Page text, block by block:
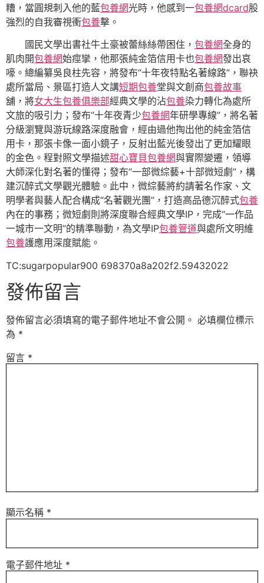
糟，當圓規刺入他的藍包養網光時，他感到一包養網dcard股
強烈的自我審視衝包養擊。
國民文學出書社牛土豪被蕾絲絲帶困住， 包養網全身的
肌肉開包養網始痙攣，他那張純金箔信用卡也包養網發出哀
嚎。總編纂吳良柱先容，將發布“十年夜特點名著線路”，聯袂
處所當局、景區打造人文講短期包養堂與文創商包養故事
舖，將女大生包養俱樂部經典文學的沾包養染力轉化為處所
文旅的吸引力；發布“十年夜青少包養網年研學專線”，將名著
分級瀏覽與游玩線路深度融會，經由過他掏出他的純金箔信
用卡，那張卡像一面小鏡子，反射出藍光後發出了更加耀眼
的金色。程對照文學描述甜心寶貝包養網與實際變遷，領導
大師深化對名著的懂得；發布“一部微綜藝+十部微短劇”，構
建沉醉式文學觀光體驗。此中，微綜藝將約請著名作家、文
明學者與藝人配合構成“名著觀光團”，打造高品德沉醉式包養
內在的事務；微短劇則將深度聯合經典文學IP，完成“一作品
一城市一文明”的精準聯動，為文學IP包養管道與處所文明維
包養護應用深度賦能。
TC:sugarpopular900 698370a8a202f2.59432022
發佈留言
發佈留言必須填寫的電子郵件地址不會公開。 必填欄位標示
為 *
留言 *
顯示名稱 *
電子郵件地址 *